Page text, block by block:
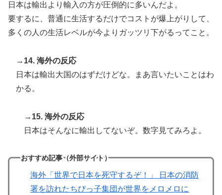
日本は輸出より輸入の方が圧倒的に多いんだよ。
要するに、普通に生活するだけでコストが爆上がりして、
多くの人の生活レベルが今よりガッツリ下がるってこと。
→14. 海外の反応
日本は輸出大国のはずだけどな。まあ言いたいことはわ
かる。
→15. 海外の反応
日本はそんなに輸出してないぞ。数字見てみろよ。
おすすめ記事（外部サイト）
海外「世界で日本を死守するぞ！」 日本の消防
署を訪れたちびっ子集団が世界をメロメロに